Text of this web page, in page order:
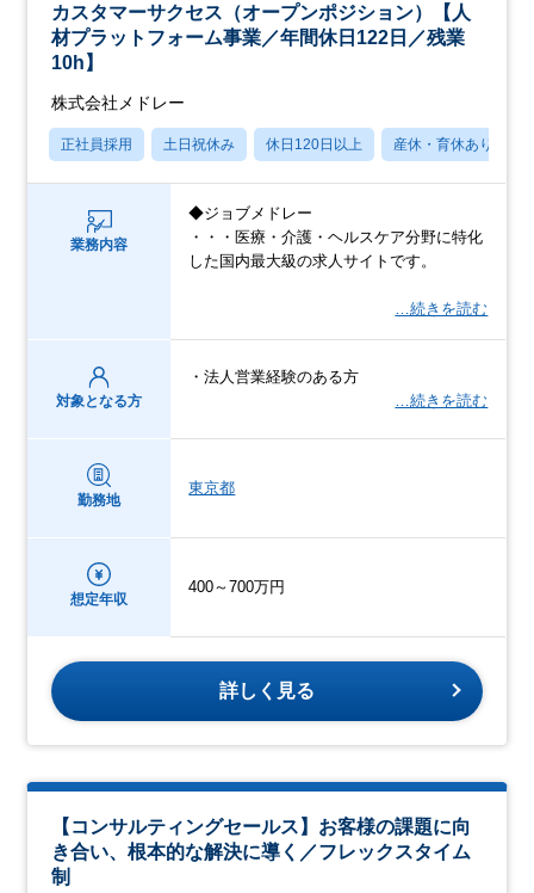
カスタマーサクセス（オープンポジション）【人
材プラットフォーム事業／年間休日122日／残業
10h】
株式会社メドレー
正社員採用 土日祝休み 休日120日以上 産休・育休あり
業務内容
◆ジョブメドレー
・・・医療・介護・ヘルスケア分野に特化
した国内最大級の求人サイトです。
…続きを読む
対象となる方
・法人営業経験のある方
…続きを読む
勤務地
東京都
想定年収
400～700万円
詳しく見る
【コンサルティングセールス】お客様の課題に向
き合い、根本的な解決に導く／フレックスタイム
制